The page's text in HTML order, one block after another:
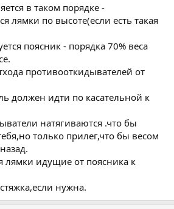
в таком порядке -
лямки по высоте(если есть такая
поясник - порядка 70% веса
противооткидывателей от
должен идти по касательной к
натягиваются .что бы
только прилег,что бы весом
лямки идущие от поясника к
нужна.